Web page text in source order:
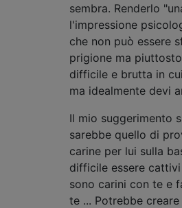
sembra. Renderlo
l'impressione
che non può essere
prigione ma
difficile e brutta in
ma idealmente devi
Il mio suggerimento
sarebbe quello di
carine per lui sulla
difficile essere
sono carini con te e
te ... Potrebbe